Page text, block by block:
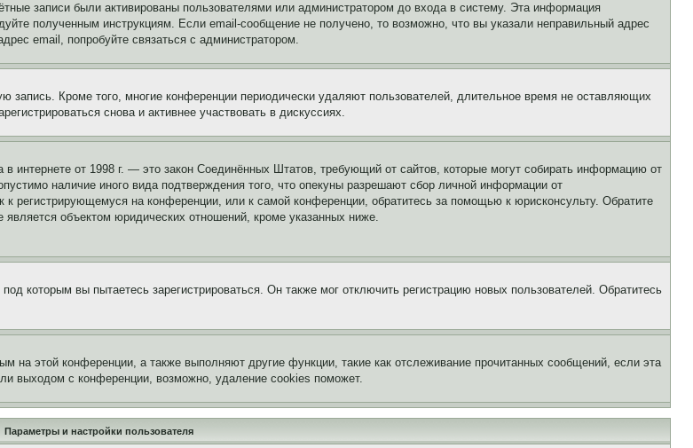
записи были активированы пользователями или администратором до входа в систему. Эта информация
полученным инструкциям. Если email-сообщение не получено, то возможно, что вы указали неправильный адрес
email, попробуйте связаться с администратором.
запись. Кроме того, многие конференции периодически удаляют пользователей, длительное время не оставляющих
снова и активнее участвовать в дискуссиях.
интернете от 1998 г. — это закон Соединённых Штатов, требующий от сайтов, которые могут собирать информацию от
наличие иного вида подтверждения того, что опекуны разрешают сбор личной информации от
регистрирующемуся на конференции, или к самой конференции, обратитесь за помощью к юрисконсульту. Обратите
объектом юридических отношений, кроме указанных ниже.
которым вы пытаетесь зарегистрироваться. Он также мог отключить регистрацию новых пользователей. Обратитесь
на этой конференции, а также выполняют другие функции, такие как отслеживание прочитанных сообщений, если эта
выходом с конференции, возможно, удаление cookies поможет.
Параметры и настройки пользователя